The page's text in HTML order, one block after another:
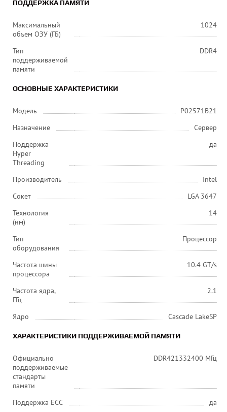
ПОДДЕРЖКА ПАМЯТИ
Максимальный
объем ОЗУ (ГБ)
1024
Тип
поддерживаемой
памяти
DDR4
ОСНОВНЫЕ ХАРАКТЕРИСТИКИ
Модель
P02571B21
Назначение
Сервер
Поддержка
Hyper
Threading
да
Производитель
Intel
Сокет
LGA 3647
Технология
(нм)
14
Тип
оборудования
Процессор
Частота шины
процессора
10.4 GT/s
Частота ядра,
ГГц
2.1
Ядро Cascade LakeSP
ХАРАКТЕРИСТИКИ ПОДДЕРЖИВАЕМОЙ ПАМЯТИ
Официально
поддерживаемые
стандарты
памяти
DDR421332400 МГц
Поддержка ECC да